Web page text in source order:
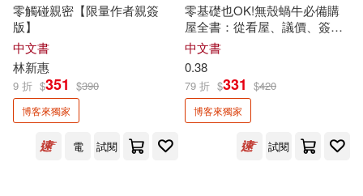
輕小說(26) 漫畫/圖文書(118)
語言學習(177) 考試用書(14)
電腦資訊(6)
懶鬼子英日語編輯群(8)
Hackers Academia(7)
太宰治(7) David Cho(6)
出版社 (可複選)
時報出版(112) 遠流(84)
皇冠(70)
零觸碰親密【限量作者親簽
版】
中文書
林新惠
9 折 $351 $390
博客來獨家
電 試閱
零基礎也OK!無殼蝸牛必備購
屋全書：從看屋、議價、簽
約、貸款、驗屋等SOP全揭密
中文書
0.38
79 折 $331 $420
博客來獨家
試閱